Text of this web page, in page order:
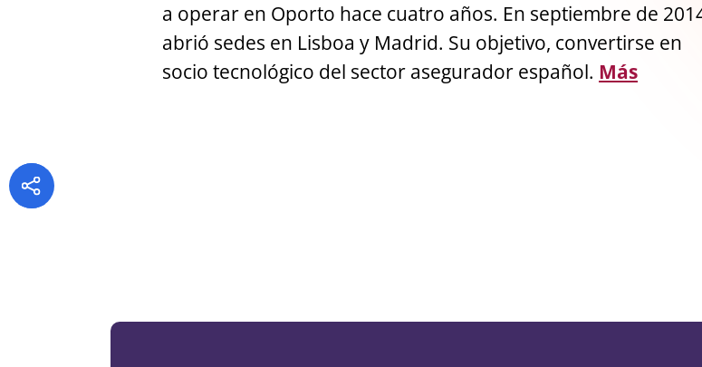
a operar en Oporto hace cuatro años. En septiembre de
abrió sedes en Lisboa y Madrid. Su objetivo, convertirse en
socio tecnológico del sector asegurador español. Más